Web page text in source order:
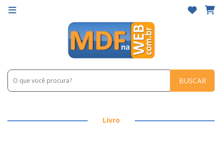
BUSCAR
Livro